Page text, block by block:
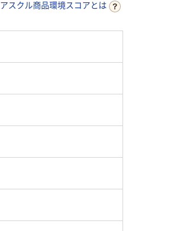
アスクル商品環境スコアとは